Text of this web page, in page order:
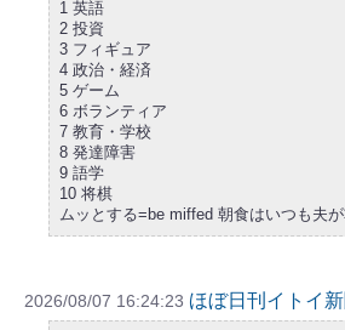
1 英語
2 投資
3 フィギュア
4 政治・経済
5 ゲーム
6 ボランティア
7 教育・学校
8 発達障害
9 語学
10 将棋
ムッとする=be miffed 朝食はいつも夫
2026/08/07 16:24:23 ほぼ日刊イトイ